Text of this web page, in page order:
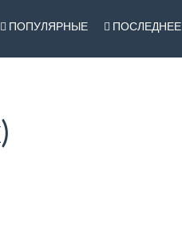
ПОПУЛЯРНЫЕ ПОСЛЕДНЕЕ